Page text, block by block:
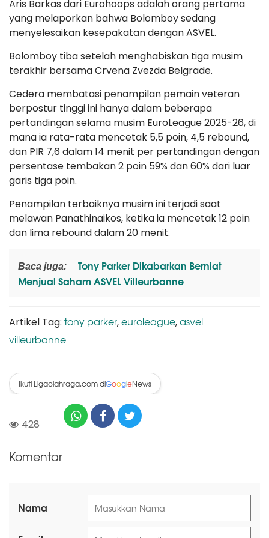
Aris Barkas dari Eurohoops adalah orang pertama
yang melaporkan bahwa Bolomboy sedang
menyelesaikan kesepakatan dengan ASVEL.
Bolomboy tiba setelah menghabiskan tiga musim
terakhir bersama Crvena Zvezda Belgrade.
Cedera membatasi penampilan pemain veteran
berpostur tinggi ini hanya dalam beberapa
pertandingan selama musim EuroLeague 2025-26, di
mana ia rata-rata mencetak 5,5 poin, 4,5 rebound,
dan PIR 7,6 dalam 14 menit per pertandingan dengan
persentase tembakan 2 poin 59% dan 60% dari luar
garis tiga poin.
Penampilan terbaiknya musim ini terjadi saat
melawan Panathinaikos, ketika ia mencetak 12 poin
dan lima rebound dalam 20 menit.
Baca juga:
Tony Parker Dikabarkan Berniat
Menjual Saham ASVEL Villeurbanne
Artikel Tag: tony parker,euroleague,asvel
villeurbanne
Ikuti Ligaolahraga.com diGoogleNews
428
Komentar
Nama